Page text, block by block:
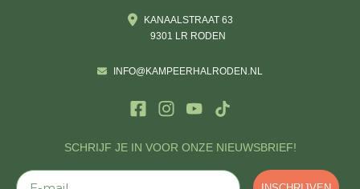
SCHRIJF JE IN VOOR ONZE NIEUWSBRIEF!
E-mail
KANAALSTRAAT 63
9301 LR RODEN
INFO@KAMPEERHALRODEN.NL